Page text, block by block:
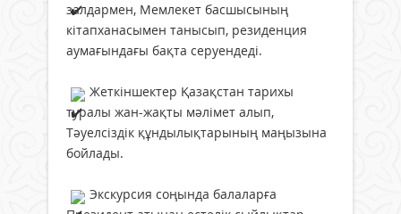
залдармен, Мемлекет басшысының
кітапханасымен танысып, резиденция
аумағындағы бақта серуендеді.
Жеткіншектер Қазақстан тарихы
туралы жан-жақты мәлімет алып,
Тәуелсіздік құндылықтарының маңызына
бойлады.
Экскурсия соңында балаларға